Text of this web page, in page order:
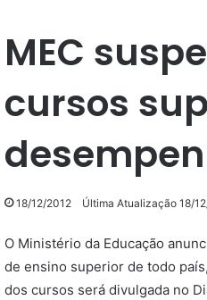
MEC
cursos
18/12/2012 Última Atualização 18/
O Ministério da Educação
de ensino superior de todo
dos cursos será divulgada no